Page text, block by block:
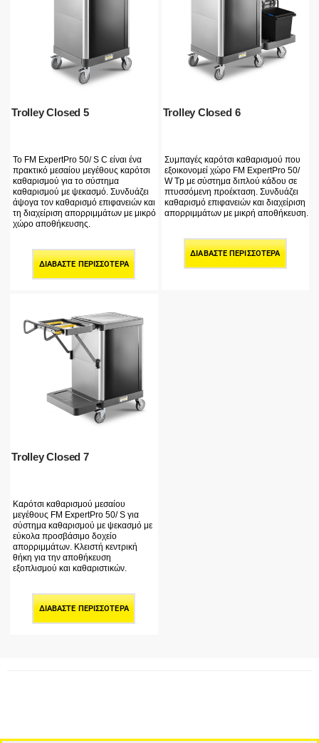
Trolley Closed 5
Το FM ExpertPro 50/ S C είναι ένα
πρακτικό μεσαίου μεγέθους καρότσι
καθαρισμού για το σύστημα
καθαρισμού με ψεκασμό. Συνδυάζει
άψογα τον καθαρισμό επιφανειών και
τη διαχείριση απορριμμάτων με μικρό
χώρο αποθήκευσης.
ΔΙΑΒΆΣΤΕ ΠΕΡΙΣΣΌΤΕΡΑ
Trolley Closed 6
Συμπαγές καρότσι καθαρισμού που
εξοικονομεί χώρο FM ExpertPro 50/
W Tp με σύστημα διπλού κάδου σε
πτυσσόμενη προέκταση. Συνδυάζει
καθαρισμό επιφανειών και διαχείριση
απορριμμάτων με μικρή αποθήκευση.
ΔΙΑΒΆΣΤΕ ΠΕΡΙΣΣΌΤΕΡΑ
Trolley Closed 7
Καρότσι καθαρισμού μεσαίου
μεγέθους FM ExpertPro 50/ S για
σύστημα καθαρισμού με ψεκασμό με
εύκολα προσβάσιμο δοχείο
απορριμμάτων. Κλειστή κεντρική
θήκη για την αποθήκευση
εξοπλισμού και καθαριστικών.
ΔΙΑΒΆΣΤΕ ΠΕΡΙΣΣΌΤΕΡΑ